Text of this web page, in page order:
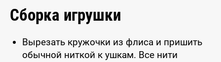
Сборка игрушки
Вырезать кружочки из флиса и пришить
обычной ниткой к ушкам. Все нити